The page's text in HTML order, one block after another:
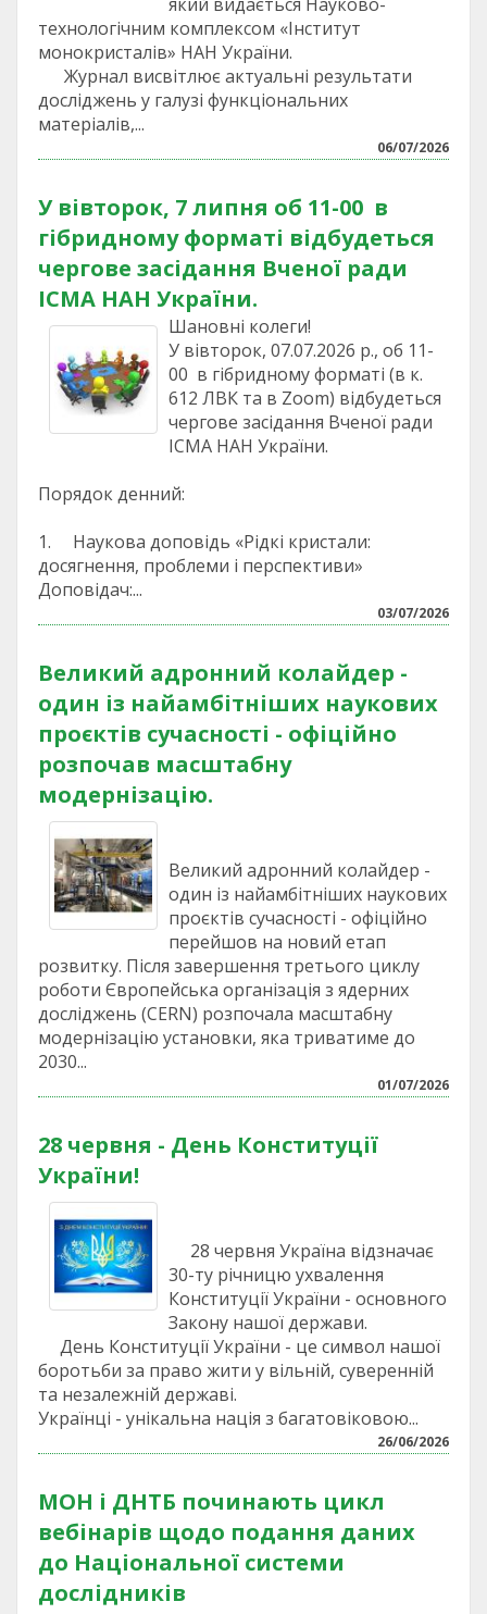
технологічним комплексом «Інститут
монокристалів» НАН України.
Журнал висвітлює актуальні результати
досліджень у галузі функціональних
матеріалів,...
06/07/2026
У вівторок, 7 липня об 11-00 в
гібридному форматі відбудеться
чергове засідання Вченої ради
ІСМА НАН України.
Шановні колеги!
У вівторок, 07.07.2026 р., об 11-
00 в гібридному форматі (в к.
612 ЛВК та в Zoom) відбудеться
чергове засідання Вченої ради
ІСМА НАН України.
Порядок денний:
1. Наукова доповідь «Рідкі кристали:
досягнення, проблеми і перспективи»
Доповідач:...
03/07/2026
Великий адронний колайдер -
один із найамбітніших наукових
проєктів сучасності - офіційно
розпочав масштабну
модернізацію.
Великий адронний колайдер -
один із найамбітніших наукових
проєктів сучасності - офіційно
перейшов на новий етап
розвитку. Після завершення третього циклу
роботи Європейська організація з ядерних
досліджень (CERN) розпочала масштабну
модернізацію установки, яка триватиме до
2030...
01/07/2026
28 червня - День Конституції
України!
28 червня Україна відзначає
30-ту річницю ухвалення
Конституції України - основного
Закону нашої держави.
День Конституції України - це символ нашої
боротьби за право жити у вільній, суверенній
та незалежній державі.
Українці - унікальна нація з багатовіковою...
26/06/2026
МОН і ДНТБ починають цикл
вебінарів щодо подання даних
до Національної системи
дослідників